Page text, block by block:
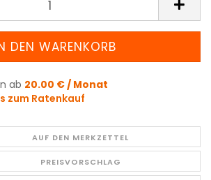
ab 20.00 € / Monat
zum Ratenkauf
AUF DEN MERKZETTEL
PREISVORSCHLAG